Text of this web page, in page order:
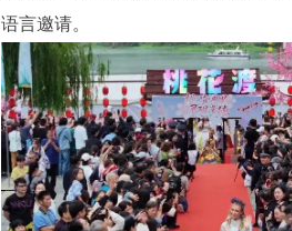
语言邀请。